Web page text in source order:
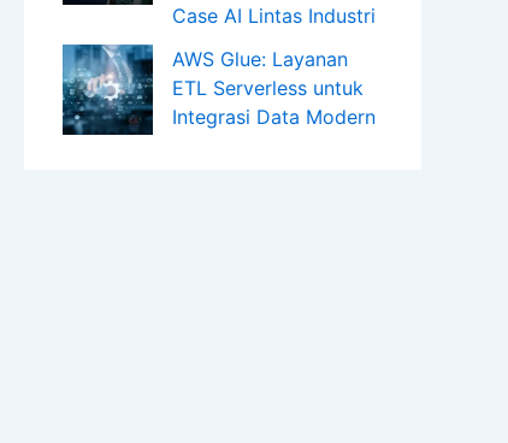
Case AI Lintas Industri
AWS Glue: Layanan
ETL Serverless untuk
Integrasi Data Modern